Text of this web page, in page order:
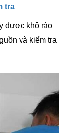
tra
được khô ráo
và kiểm tra